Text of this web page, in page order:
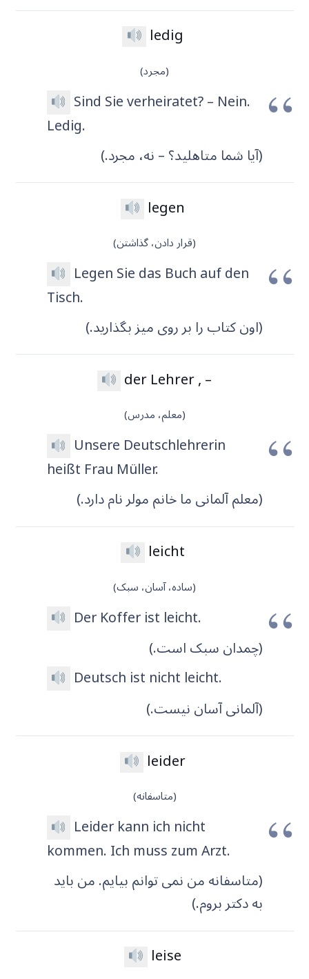
ledig
(مجرد)
Sind Sie verheiratet? – Nein.
Ledig.
(آیا شما متاهلید؟ – نه، مجرد.)
legen
(قرار دادن، گذاشتن)
Legen Sie das Buch auf den
Tisch.
(اون کتاب را بر روی میز بگذارید.)
der Lehrer , –
(معلم، مدرس)
Unsere Deutschlehrerin
heißt Frau Müller.
(معلم آلمانی ما خانم مولر نام دارد.)
leicht
(ساده، آسان، سبک)
Der Koffer ist leicht.
(چمدان سبک است.)
Deutsch ist nicht leicht.
(آلمانی آسان نیست.)
leider
(متاسفانه)
Leider kann ich nicht
kommen. Ich muss zum Arzt.
(متاسفانه من نمی توانم بیایم. من باید
به دکتر بروم.)
leise